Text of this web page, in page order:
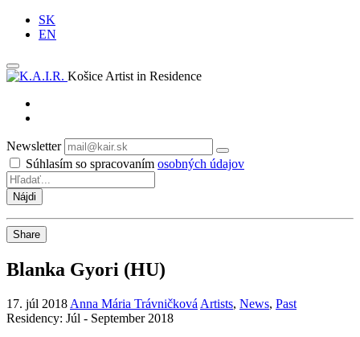
SK
EN
Košice Artist in Residence
Newsletter
Odoberať
Súhlasím so spracovaním osobných údajov
Share
Blanka Gyori (HU)
17. júl 2018 Anna Mária Trávničková Artists, News, Past
Residency: Júl - September 2018